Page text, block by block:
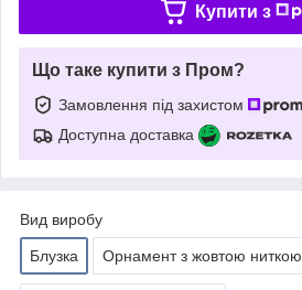
Купити з
Що таке купити з Пром?
Замовлення під захистом
Доступна доставка
Вид виробу
Блузка Орнамент з жовтою ниткою